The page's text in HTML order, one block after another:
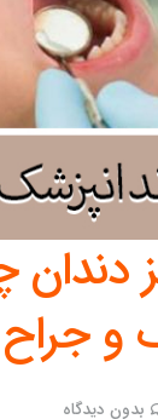
و
بدون دیدگاه